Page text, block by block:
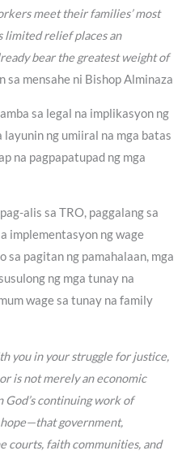
meet their families’ most
limited relief places an
bear the greatest weight of
sa mensahe ni Bishop Alminaza
sa legal na implikasyon ng
ng umiiral na mga batas
na pagpapatupad ng mga
alis sa TRO, paggalang sa
implementasyon ng wage
sa pagitan ng pamahalaan, mga
ng mga tunay na
wage sa tunay na family
you in your struggle for justice,
is not merely an economic
continuing work of
government,
courts, faith communities, and